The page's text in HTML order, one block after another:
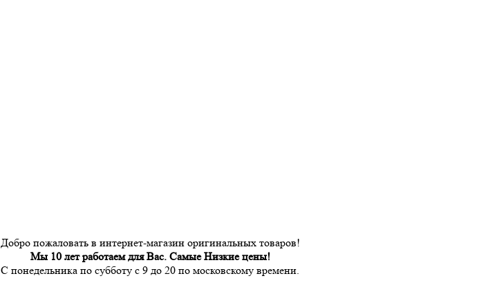
Добро пожаловать в интернет-магазин оригинальных товаров!
Мы 10 лет работаем для Вас. Самые Низкие цены!
С понедельника по субботу с 9 до 20 по московскому времени.